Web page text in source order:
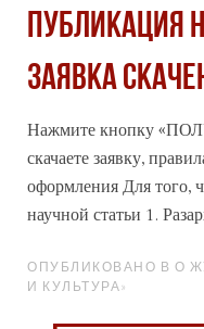
Публикация
Заявка
Нажмите кнопку
скачаете заявку,
оформления Для того,
научной статьи 1. Раз
ОПУБЛИКОВАНО В О
И КУЛЬТУРА»